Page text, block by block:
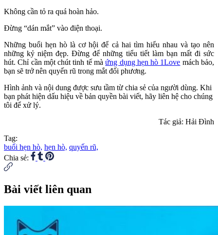
Không cần tỏ ra quá hoàn hảo.
Đừng “dán mắt” vào điện thoại.
Những buổi hẹn hò là cơ hội để cả hai tìm hiểu nhau và tạo nên
những kỷ niệm đẹp. Đừng để những tiểu tiết làm bạn mất đi sức
hút. Chỉ cần một chút tinh tế màứng dụng hẹn hò 1Love mách bảo,
bạn sẽ trở nên quyến rũ trong mắt đối phương.
Hình ảnh và nội dung được sưu tầm từ chia sẻ của người dùng. Khi
bạn phát hiện dấu hiệu về bản quyền bài viết, hãy liên hệ cho chúng
tôi để xử lý.
Tác giả: Hải Đình
Tag:
buổi hẹn hò, hẹn hò, quyến rũ,
Chia sẻ:
Bài viết liên quan